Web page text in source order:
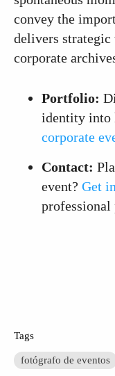
convey the
delivers strategic
corporate
Portfolio:
identity into
corporate
Contact:
event? Get
professional
Tags
fotógrafo de eventos